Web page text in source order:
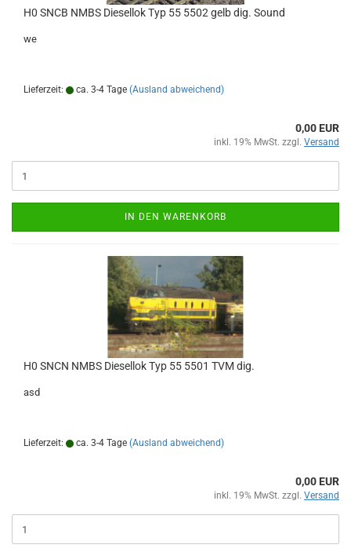
H0 SNCB NMBS Diesellok Typ 55 5502 gelb dig. Sound
we
Lieferzeit: ca. 3-4 Tage (Ausland abweichend)
0,00 EUR
inkl. 19% MwSt. zzgl. Versand
IN DEN WARENKORB
H0 SNCN NMBS Diesellok Typ 55 5501 TVM dig.
asd
Lieferzeit: ca. 3-4 Tage (Ausland abweichend)
0,00 EUR
inkl. 19% MwSt. zzgl. Versand